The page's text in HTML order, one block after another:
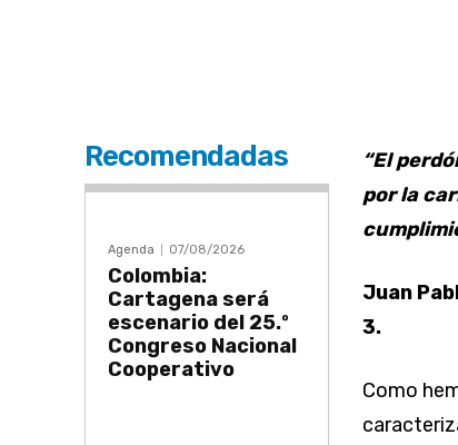
Recomendadas
Agenda 07/08/2026
Colombia:
Cartagena será
escenario del 25.º
Congreso Nacional
Cooperativo
“El
por la
Juan
3.
Como